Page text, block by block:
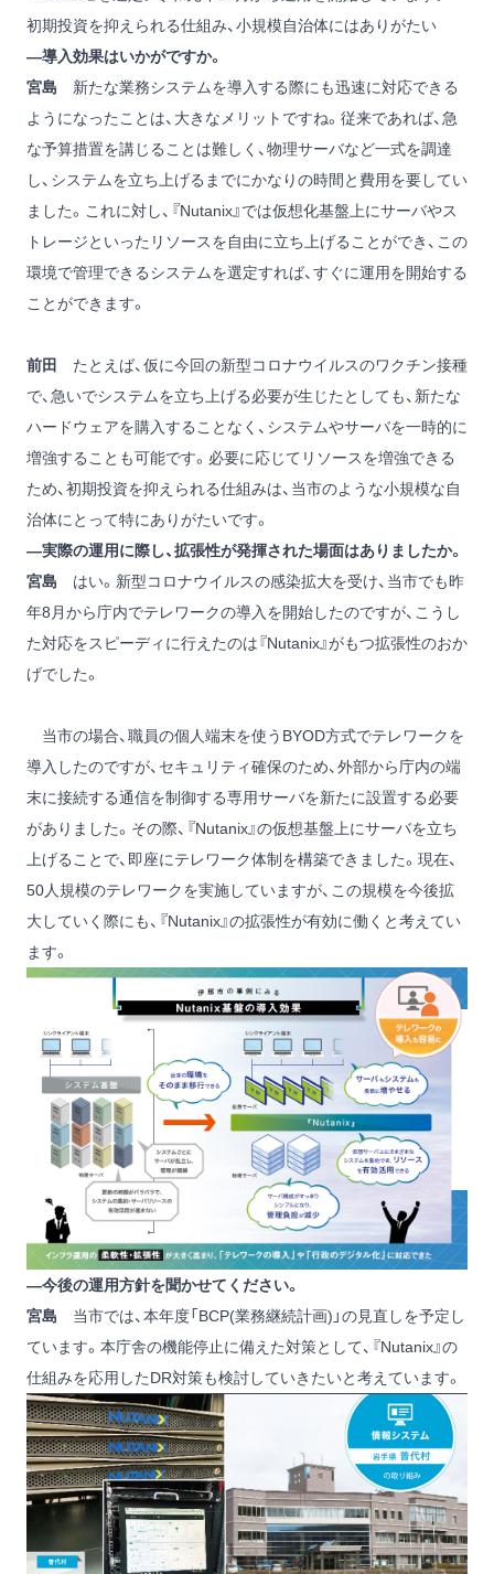
初期投資を抑えられる仕組み、小規模自治体にはありがたい
―導入効果はいかがですか。
宮島 新たな業務システムを導入する際にも迅速に対応できる
ようになったことは、大きなメリットですね。従来であれば、急
な予算措置を講じることは難しく、物理サーバなど一式を調達
し、システムを立ち上げるまでにかなりの時間と費用を要してい
ました。これに対し、『Nutanix』では仮想化基盤上にサーバやス
トレージといったリソースを自由に立ち上げることができ、この
環境で管理できるシステムを選定すれば、すぐに運用を開始する
ことができます。
前田
たとえば、仮に今回の新型コロナウイルスのワクチン接種
で、急いでシステムを立ち上げる必要が生じたとしても、新たな
ハードウェアを購入することなく、システムやサーバを一時的に
増強することも可能です。必要に応じてリソースを増強できる
ため、初期投資を抑えられる仕組みは、当市のような小規模な自
治体にとって特にありがたいです。
―実際の運用に際し、拡張性が発揮された場面はありましたか。
宮島 はい。新型コロナウイルスの感染拡大を受け、当市でも昨
年8月から庁内でテレワークの導入を開始したのですが、こうし
た対応をスピーディに行えたのは『Nutanix』がもつ拡張性のおか
げでした。
当市の場合、職員の個人端末を使うBYOD方式でテレワークを
導入したのですが、セキュリティ確保のため、外部から庁内の端
末に接続する通信を制御する専用サーバを新たに設置する必要
がありました。その際、『Nutanix』の仮想基盤上にサーバを立ち
上げることで、即座にテレワーク体制を構築できました。現在、
50人規模のテレワークを実施していますが、この規模を今後拡
大していく際にも、『Nutanix』の拡張性が有効に働くと考えてい
ます。
―今後の運用方針を聞かせてください。
宮島 当市では、本年度「BCP(業務継続計画)」の見直しを予定し
ています。本庁舎の機能停止に備えた対策として、『Nutanix』の
仕組みを応用したDR対策も検討していきたいと考えています。